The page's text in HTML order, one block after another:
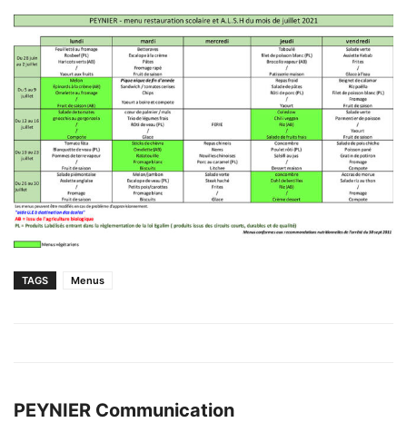
TAGS Menus
PEYNIER Communication